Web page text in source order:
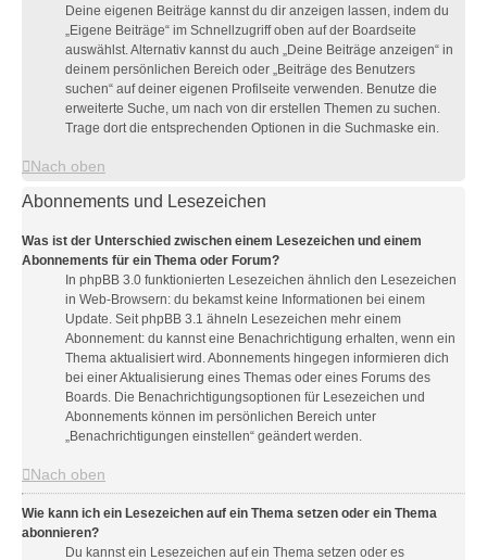
Deine eigenen Beiträge kannst du dir anzeigen lassen, indem du
„Eigene Beiträge“ im Schnellzugriff oben auf der Boardseite
auswählst. Alternativ kannst du auch „Deine Beiträge anzeigen“ in
deinem persönlichen Bereich oder „Beiträge des Benutzers
suchen“ auf deiner eigenen Profilseite verwenden. Benutze die
erweiterte Suche, um nach von dir erstellen Themen zu suchen.
Trage dort die entsprechenden Optionen in die Suchmaske ein.
Nach oben
Abonnements und Lesezeichen
Was ist der Unterschied zwischen einem Lesezeichen und einem
Abonnements für ein Thema oder Forum?
In phpBB 3.0 funktionierten Lesezeichen ähnlich den Lesezeichen
in Web-Browsern: du bekamst keine Informationen bei einem
Update. Seit phpBB 3.1 ähneln Lesezeichen mehr einem
Abonnement: du kannst eine Benachrichtigung erhalten, wenn ein
Thema aktualisiert wird. Abonnements hingegen informieren dich
bei einer Aktualisierung eines Themas oder eines Forums des
Boards. Die Benachrichtigungsoptionen für Lesezeichen und
Abonnements können im persönlichen Bereich unter
„Benachrichtigungen einstellen“ geändert werden.
Nach oben
Wie kann ich ein Lesezeichen auf ein Thema setzen oder ein Thema
abonnieren?
Du kannst ein Lesezeichen auf ein Thema setzen oder es